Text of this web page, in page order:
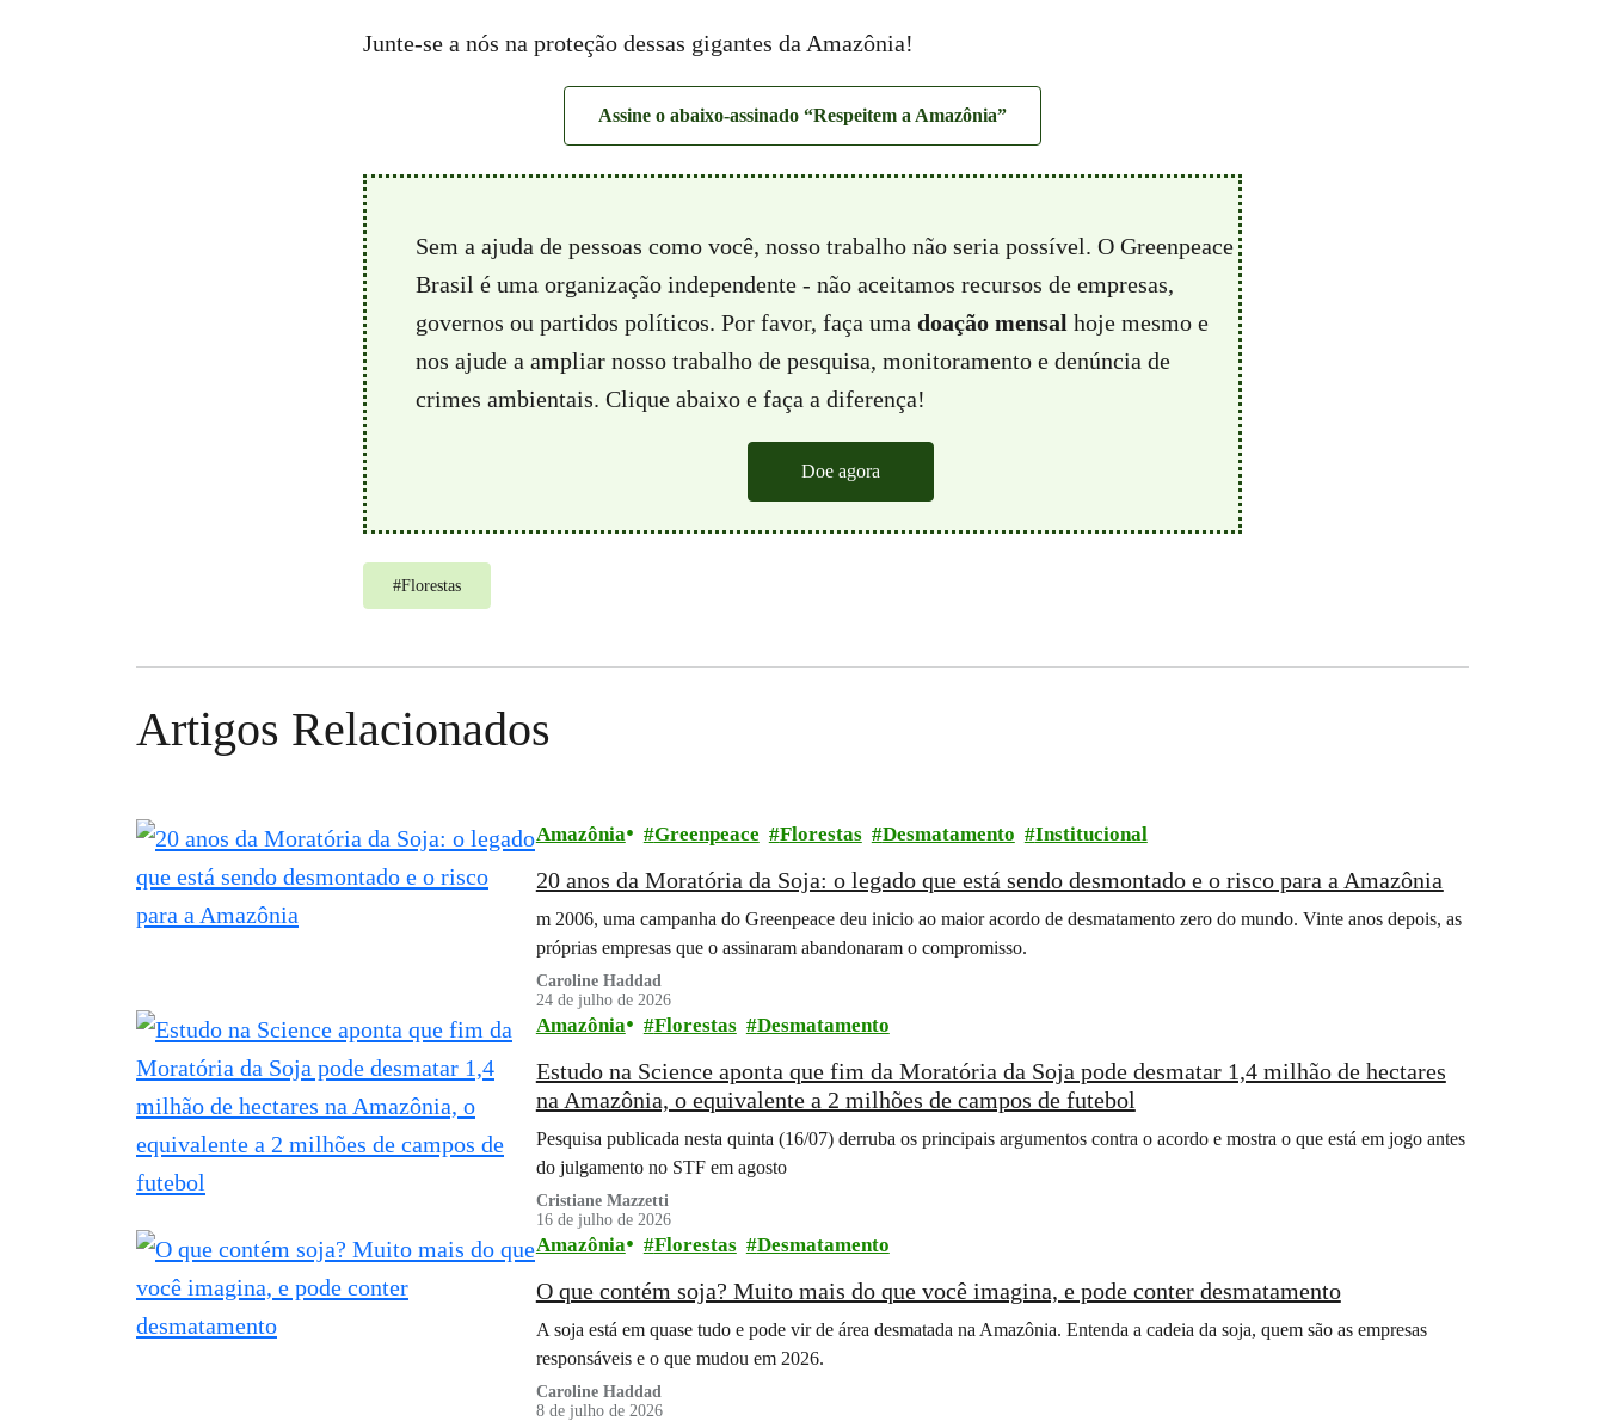
Junte-se a nós na proteção dessas gigantes da Amazônia!
Assine o abaixo-assinado “Respeitem a Amazônia”
Sem a ajuda de pessoas como você, nosso trabalho não seria possível. O Greenpeace
Brasil é uma organização independente - não aceitamos recursos de empresas,
governos ou partidos políticos. Por favor, faça uma doação mensal hoje mesmo e
nos ajude a ampliar nosso trabalho de pesquisa, monitoramento e denúncia de
crimes ambientais. Clique abaixo e faça a diferença!
Doe agora
#Florestas
Artigos Relacionados
Amazônia Greenpeace Florestas Desmatamento Institucional
20 anos da Moratória da Soja: o legado que está sendo desmontado e o risco para a Amazônia
m 2006, uma campanha do Greenpeace deu inicio ao maior acordo de desmatamento zero do mundo. Vinte anos depois, as
próprias empresas que o assinaram abandonaram o compromisso.
Caroline Haddad
24 de julho de 2026
Amazônia Florestas Desmatamento
Estudo na Science aponta que fim da Moratória da Soja pode desmatar 1,4 milhão de hectares
na Amazônia, o equivalente a 2 milhões de campos de futebol
Pesquisa publicada nesta quinta (16/07) derruba os principais argumentos contra o acordo e mostra o que está em jogo antes
do julgamento no STF em agosto
Cristiane Mazzetti
16 de julho de 2026
Amazônia Florestas Desmatamento
O que contém soja? Muito mais do que você imagina, e pode conter desmatamento
A soja está em quase tudo e pode vir de área desmatada na Amazônia. Entenda a cadeia da soja, quem são as empresas
responsáveis e o que mudou em 2026.
Caroline Haddad
8 de julho de 2026